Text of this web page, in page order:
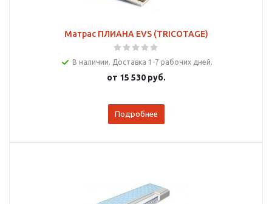
Матрас ПЛИАНА EVS (TRICOTAGE)
В наличии. Доставка 1-7 рабочих дней.
от 15 530 руб.
Подробнее